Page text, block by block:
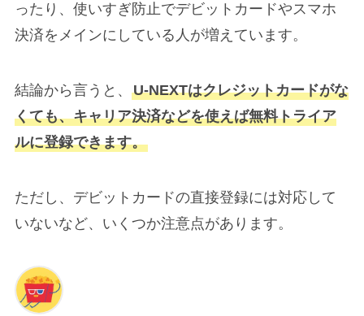
ったり、使いすぎ防止でデビットカードやスマホ
決済をメインにしている人が増えています。
結論から言うと、 U-NEXTはクレジットカードがな
くても、キャリア決済などを使えば無料トライア
ルに登録できます。
ただし、デビットカードの直接登録には対応して
いないなど、いくつか注意点があります。